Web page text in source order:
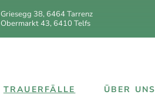
Griesegg 38,6464Tarrenz
Obermarkt 43,6410 Telfs
TRAUERFÄLLE ÜBER UNS